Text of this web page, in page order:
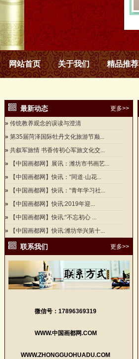
网站首页 关于我们 精品推荐
最新动态 更多>>
» 传统教养观念的误读与澄清
» 第35届菏泽国际牡丹文化旅游节巅...
» 共叙军旅情 书香传初心军旅文化交...
»
【中国画都网】展讯：潍坊市书画艺...
»
【中国画都网】快讯：“同道·山花...
»
【中国画都网】快讯：“青年学习社...
»
【中国画都网】快讯:2019年迎...
»
【中国画都网】快讯:“不忘初心 ...
»
【中国画都网】快讯:潍坊华兴第十...
联系我们 更多>>
微信号：17896369319
WWW.中国画都网.COM
WWW.ZHONGGUOHUADU.COM